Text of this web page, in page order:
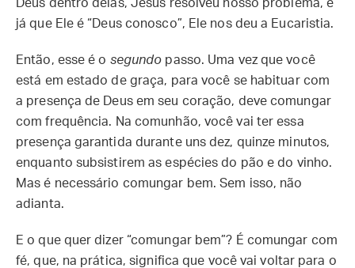
Deus dentro delas, Jesus resolveu nosso problema, e
já que Ele é “Deus conosco”, Ele nos deu a Eucaristia.
Então, esse é o segundo passo. Uma vez que você
está em estado de graça, para você se habituar com
a presença de Deus em seu coração, deve comungar
com frequência. Na comunhão, você vai ter essa
presença garantida durante uns dez, quinze minutos,
enquanto subsistirem as espécies do pão e do vinho.
Mas é necessário comungar bem. Sem isso, não
adianta.
E o que quer dizer “comungar bem”? É comungar com
fé, que, na prática, significa que você vai voltar para o